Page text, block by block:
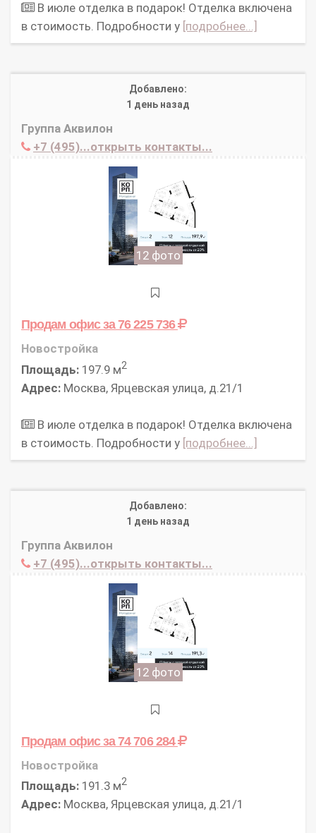
В июле отделка в подарок! Отделка включена
в стоимость. Подробности у [подробнее...]
Добавлено:
1 день назад
Группа Аквилон
+7 (495)...открыть контакты...
12 фото
Продам офисза 76 225 736
Новостройка
Площадь: 197.9 м2
Адрес: Москва, Ярцевская улица, д.21/1
В июле отделка в подарок! Отделка включена
в стоимость. Подробности у [подробнее...]
Добавлено:
1 день назад
Группа Аквилон
+7 (495)...открыть контакты...
12 фото
Продам офисза 74 706 284
Новостройка
Площадь: 191.3 м2
Адрес: Москва, Ярцевская улица, д.21/1